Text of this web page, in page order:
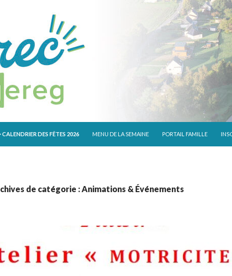
CALENDRIER DES FÊTES 2026 MENU DE LA SEMAINE PORTAIL FAMILLE
de catégorie : Animations & Événements